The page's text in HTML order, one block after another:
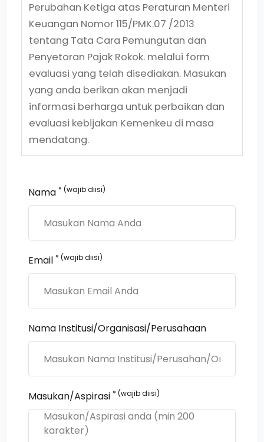
Perubahan Ketiga atas Peraturan Menteri
Keuangan Nomor 115/PMK.07 /2013
tentang Tata Cara Pemungutan dan
Penyetoran Pajak Rokok. melalui form
evaluasi yang telah disediakan. Masukan
yang anda berikan akan menjadi
informasi berharga untuk perbaikan dan
evaluasi kebijakan Kemenkeu di masa
mendatang.
Nama * (wajib diisi)
Email * (wajib diisi)
Nama Institusi/Organisasi/Perusahaan
Masukan/Aspirasi * (wajib diisi)